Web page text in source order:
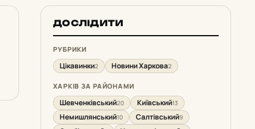
ДОСЛІДИТИ
РУБРИКИ
Цікавинки2 Новини Харкова2
ХАРКІВ ЗА РАЙОНАМИ
Шевченківський20 Київський13
Немишлянський10 Салтівський9